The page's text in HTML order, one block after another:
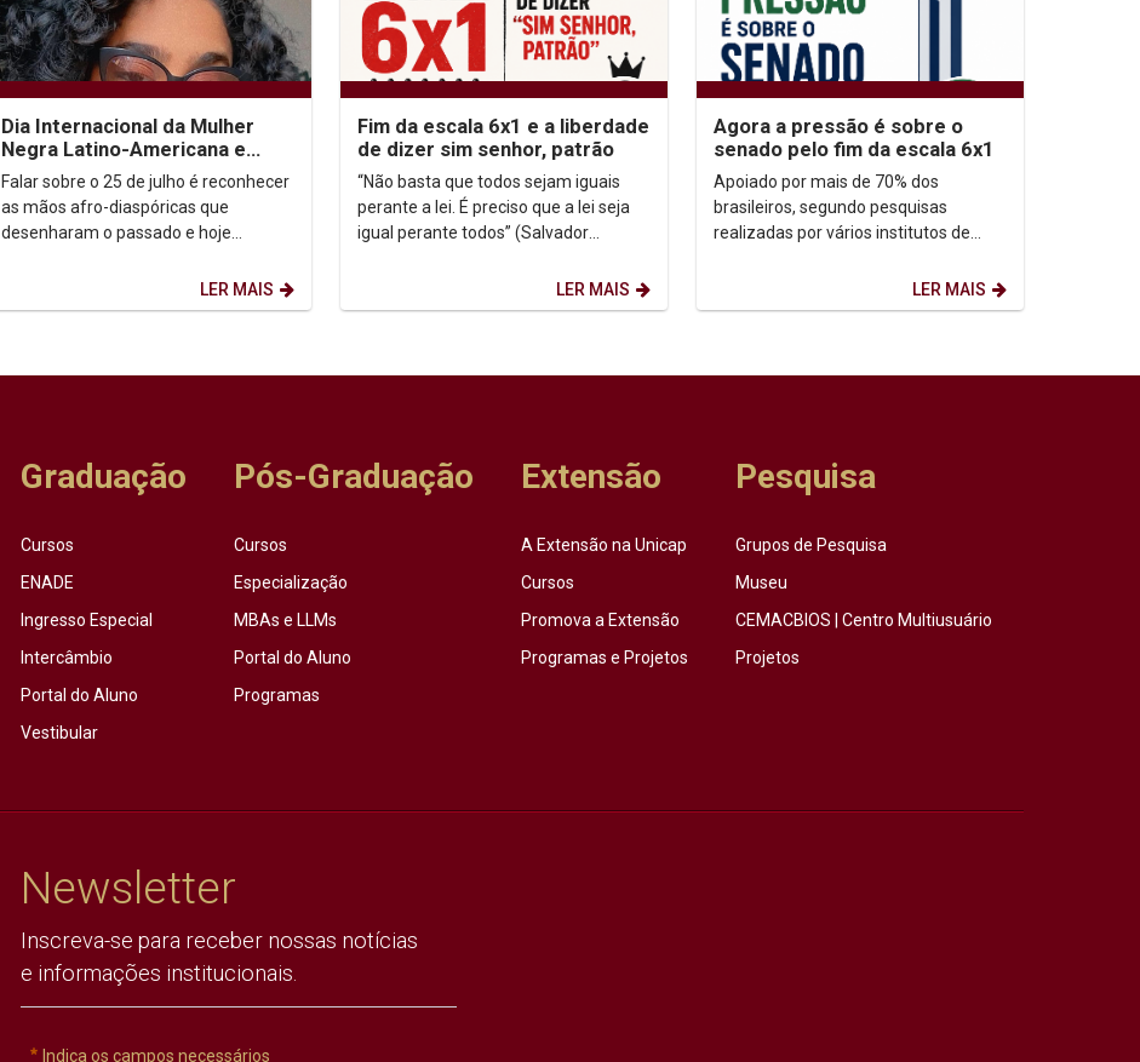
Dia Internacional da Mulher
Negra Latino-Americana e
Caribenha
Falar sobre o 25 de julho é reconhecer
as mãos afro-diaspóricas que
desenharam o passado e hoje
LER MAIS
Fim da escala 6x1 e a liberdade
de dizer sim senhor, patrão
“Não basta que todos sejam iguais
perante a lei. É preciso que a lei seja
igual perante todos” (Salvador
LER MAIS
Agora a pressão é sobre o
senado pelo fim da escala 6x1
Apoiado por mais de 70% dos
brasileiros, segundo pesquisas
realizadas por vários institutos de
LER MAIS
Graduação
Cursos
ENADE
Ingresso Especial
Intercâmbio
Portal do Aluno
Vestibular
Pós-Graduação
Cursos
Especialização
MBAs e LLMs
Portal do Aluno
Programas
Extensão
A Extensão na Unicap
Cursos
Promova a Extensão
Programas e Projetos
Pesquisa
Grupos de Pesquisa
Museu
CEMACBIOS | Centro Multiusuário
Projetos
Newsletter
Inscreva-se para receber nossas notícias
e informações institucionais.
Indica os campos necessários